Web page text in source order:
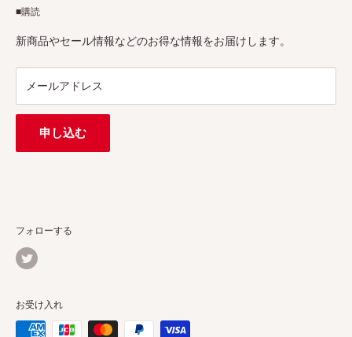
■購読
新商品やセール情報などのお得な情報をお届けします。
メールアドレス
申し込む
Tax-free
特定商取引法に基づく表示
7Artisans、FIMIなど各撮影機材ブランドの正規代理店です。
プロ、アマチュアを問わず、さまざまな撮影製品を取り揃え
連絡先： support@pergear.co.jp
フォローする
お受け入れ